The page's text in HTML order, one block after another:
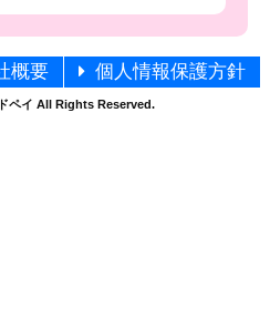
概要 個人情報保護方針
ペイ All Rights Reserved.